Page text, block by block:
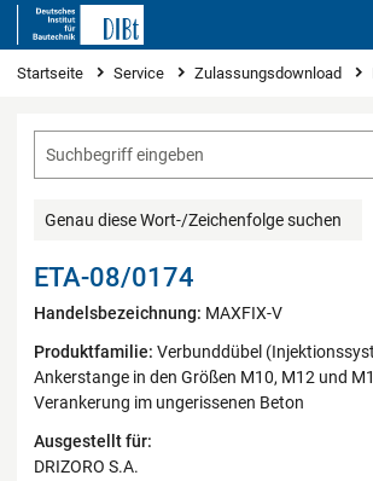
Sie sind hier
Startseite Service Zulassungsdownload
Genau diese Wort-/Zeichenfolge suchen
ETA-08/0174
Handelsbezeichnung: MAXFIX-V
Produktfamilie: Verbunddübel
Ankerstange in den Größen M10, M12 und
Verankerung im ungerissenen Beton
Ausgestellt für:
DRIZORO S.A.